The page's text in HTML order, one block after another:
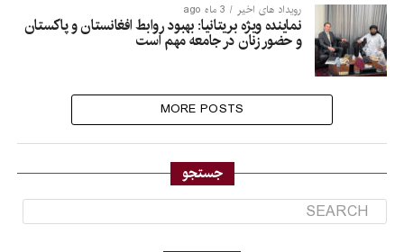
رویداد های اخیر 3 ماه ago
نماینده ویژه بریتانیا: بهبود روابط افغانستان و پاکستان
و حضور زنان در جامعه مهم است
MORE POSTS
جستجو